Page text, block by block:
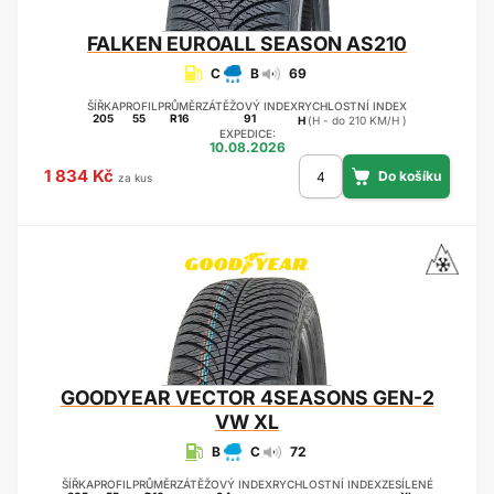
FALKEN EUROALL SEASON AS210
C B 69
ŠÍŘKA
205
PROFIL
55
PRŮMĚR
R16
ZÁTĚŽOVÝ INDEX
91
RYCHLOSTNÍ INDEX
H (H - do 210 KM/H )
EXPEDICE:
10.08.2026
1 834 Kč za kus
GOODYEAR VECTOR 4SEASONS GEN-2
VW XL
B C 72
ŠÍŘKAPROFIL PRŮMĚRZÁTĚŽOVÝ INDEXRYCHLOSTNÍ INDEXZESÍLENÉ